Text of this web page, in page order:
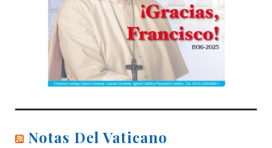
Notas Del Vaticano